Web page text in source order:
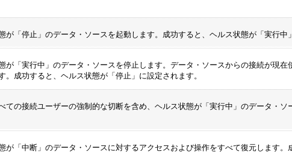
が「停止 」のデータ・ソースを起動します。成功すると、ヘルス状態が「実行中
が「実行中 」のデータ・ソースを停止します。データ・ソースからの接続が現
。成功すると、ヘルス状態が「停止 」に設定されます。
ての接続ユーザーの強制的な切断を含め、ヘルス状態が「実行中 」のデータ・
が「中断 」のデータ・ソースに対するアクセスおよび操作をすべて復元します